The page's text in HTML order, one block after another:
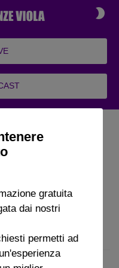
gratuita
dai nostri
permetti ad